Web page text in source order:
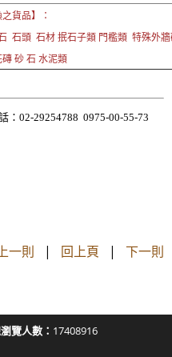
貨品】：
石頭 石材 抿石子類 門檻類 特殊外
砂 石 水泥類
：02-29254788 0975-00-55-73
一則 | 回上頁 | 下一則
覽人數： 17408916